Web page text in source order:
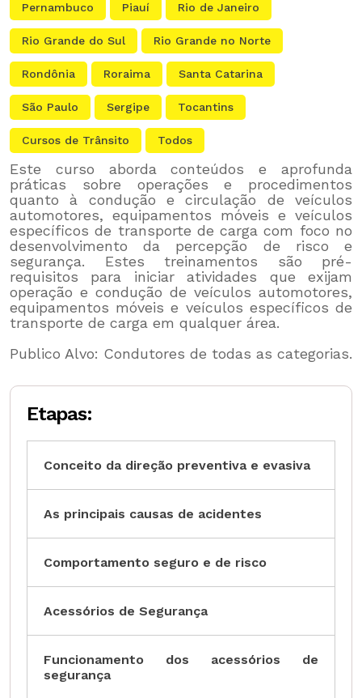
Pernambuco Piauí Rio de Janeiro
Rio Grande do Sul Rio Grande no Norte
Rondônia Roraima Santa Catarina
São Paulo Sergipe Tocantins
Cursos de Trânsito Todos
Este curso aborda conteúdos e aprofunda
práticas sobre operações e procedimentos
quanto à condução e circulação de veículos
automotores, equipamentos móveis e veículos
específicos de transporte de carga com foco no
desenvolvimento da percepção de risco e
segurança. Estes treinamentos são pré-
requisitos para iniciar atividades que exijam
operação e condução de veículos automotores,
equipamentos móveis e veículos específicos de
transporte de carga em qualquer área.
Publico Alvo: Condutores de todas as categorias.
Etapas:
Conceito da direção preventiva e evasiva
As principais causas de acidentes
Comportamento seguro e de risco
Acessórios de Segurança
Funcionamento dos acessórios de
segurança